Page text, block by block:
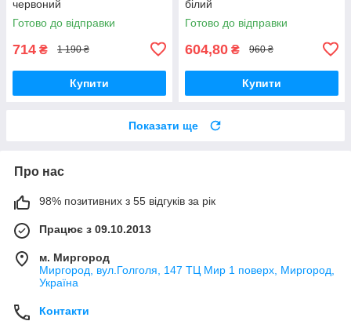
червоний
Готово до відправки
714 ₴ 1 190 ₴
Купити
білий
Готово до відправки
604,80 ₴ 960 ₴
Купити
Показати ще
Про нас
98% позитивних з 55 відгуків за рік
Працює з 09.10.2013
м. Миргород
Миргород, вул.Голголя, 147 ТЦ Мир 1 поверх, Миргород,
Україна
Контакти